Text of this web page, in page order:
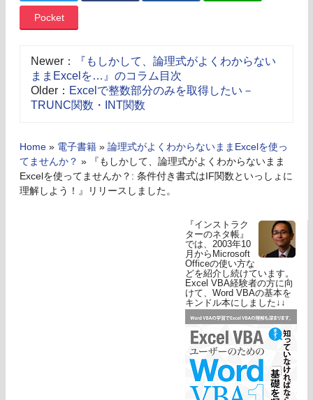
Pocket
Newer：
『もしかして、論理式がよくわからない
ままExcelを…』のコラム目次
Older： Excelで整数部分のみを取得したい－
TRUNC関数・INT関数
Home » 電子書籍 » 論理式がよくわからないままExcelを使っ
てませんか？ »
『もしかして、論理式がよくわからないまま
Excelを使ってませんか？: 条件付き書式はIF関数といっしょに
理解しよう！』リリースしました。
『インストラク
ターのネタ帳』
では、2003年10
月からMicrosoft
Officeの使い方な
どを紹介し続けています。
Excel VBA経験者の方に向
けて、Word VBAの基本を
キンドル本にしました↓↓